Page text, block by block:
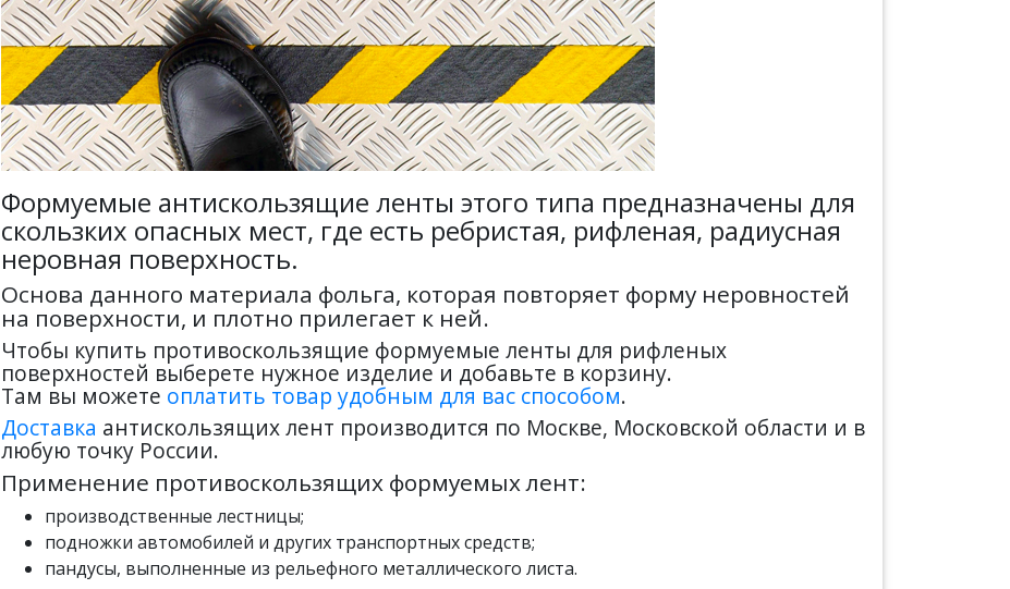
Формуемые антискользящие ленты этого типа предназначены для
скользких опасных мест, где есть ребристая, рифленая, радиусная
неровная поверхность.
Основа данного материала фольга, которая повторяет форму неровностей
на поверхности, и плотно прилегает к ней.
Чтобы купить противоскользящие формуемые ленты для рифленых
поверхностей выберете нужное изделие и добавьте в корзину.
Там вы можете оплатить товар удобным для вас способом.
Доставка антискользящих лент производится по Москве, Московской области и в
любую точку России.
Применение противоскользящих формуемых лент:
производственные лестницы;
подножки автомобилей и других транспортных средств;
пандусы, выполненные из рельефного металлического листа.